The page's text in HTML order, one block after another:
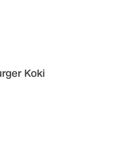
Koki